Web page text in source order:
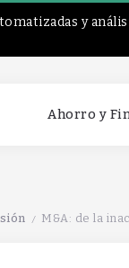
y
Ahorro y
/ M&A: de la